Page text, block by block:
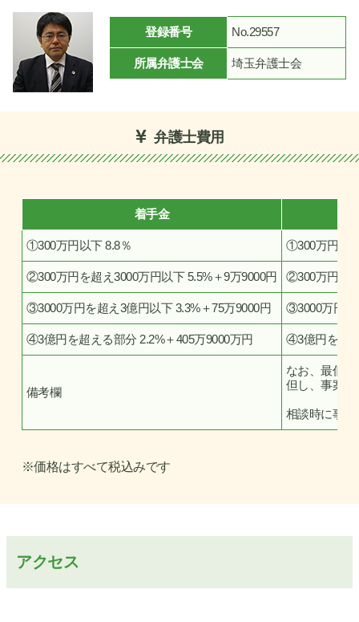
登録番号 No.29557
所属弁護士会 埼玉弁護士会
弁護士費用
着手金
①300万円以下 8.8％ ①300万円以
②300万円を超え3000万円以下 5.5%＋9万9000円 ②300万円を
③3000万円を超え3億円以下 3.3%＋75万9000円 ③3000万円を
④3億円を超える部分 2.2%＋405万9000万円 ④3億円を超
備考欄
なお、最低
但し、事案
相談時に事
※価格はすべて税込みです
アクセス